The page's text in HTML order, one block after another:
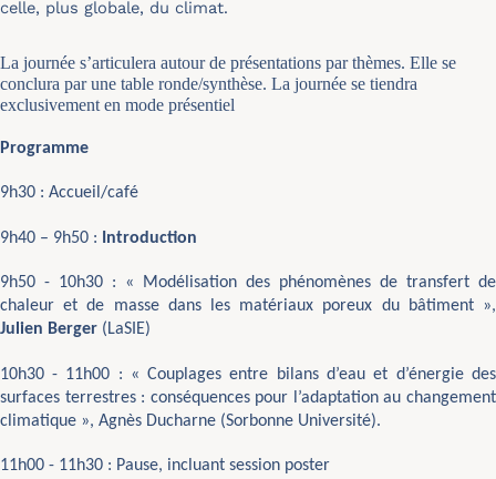
celle, plus globale, du climat.
La journée s’articulera autour de présentations par thèmes. Elle se
conclura par une table ronde/synthèse. La journée se tiendra
exclusivement en mode présentiel
Programme
9h30 : Accueil/café
9h40 – 9h50 : Introduction
9h50 - 10h30 : « Modélisation des phénomènes de transfert de
chaleur et de masse dans les matériaux poreux du bâtiment
»,
Julien Berger (LaSIE)
10h30 - 11h00 : «Couplages entre bilans d’eau et d’énergie des
surfaces terrestres : conséquences pour l’adaptation au changement
climatique », Agnès Ducharne (Sorbonne Université).
11h00 - 11h30 : Pause, incluant session poster